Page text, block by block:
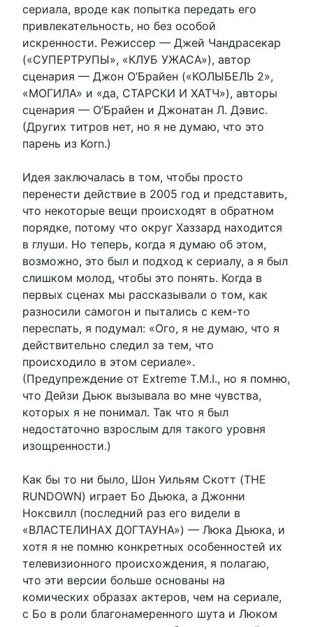
сериала, вроде как попытка передать его
привлекательность, но без особой
искренности. Режиссер — Джей Чандрасекар
(«СУПЕРТРУПЫ», «КЛУБ УЖАСА»), автор
сценария — Джон О’Брайен («КОЛЫБЕЛЬ 2»,
«МОГИЛА» и «да, СТАРСКИ И ХАТЧ»), авторы
сценария — О’Брайен и Джонатан Л. Дэвис.
(Других титров нет, но я не думаю, что это
парень из Korn.)
Идея заключалась в том, чтобы просто
перенести действие в 2005 год и представить,
что некоторые вещи происходят в обратном
порядке, потому что округ Хаззард находится
в глуши. Но теперь, когда я думаю об этом,
возможно, это был и подход к сериалу, а я был
слишком молод, чтобы это понять. Когда в
первых сценах мы рассказывали о том, как
разносили самогон и пытались с кем-то
переспать, я подумал: «Ого, я не думаю, что я
действительно следил за тем, что
происходило в этом сериале».
(Предупреждение от Extreme T.M.I., но я помню,
что Дейзи Дьюк вызывала во мне чувства,
которых я не понимал. Так что я был
недостаточно взрослым для такого уровня
изощренности.)
Как бы то ни было, Шон Уильям Скотт (THE
RUNDOWN) играет Бо Дьюка, а Джонни
Ноксвилл (последний раз его видели в
«ВЛАСТЕЛИНАХ ДОГТАУНА») — Люка Дьюка, и
хотя я не помню конкретных особенностей их
телевизионного происхождения, я полагаю,
что эти версии больше основаны на
комических образах актеров, чем на сериале,
с Бо в роли благонамеренного шута и Люком